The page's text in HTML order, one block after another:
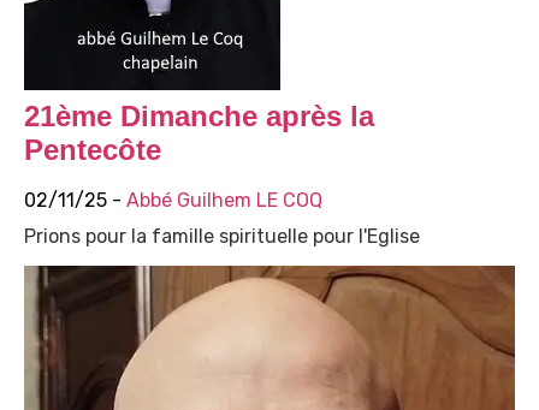
21ème Dimanche après la
Pentecôte
02/11/25 - Abbé Guilhem LE COQ
Prions pour la famille spirituelle pour l'Eglise